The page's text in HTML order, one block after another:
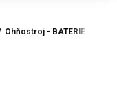
Ohňostroj - BATERIE